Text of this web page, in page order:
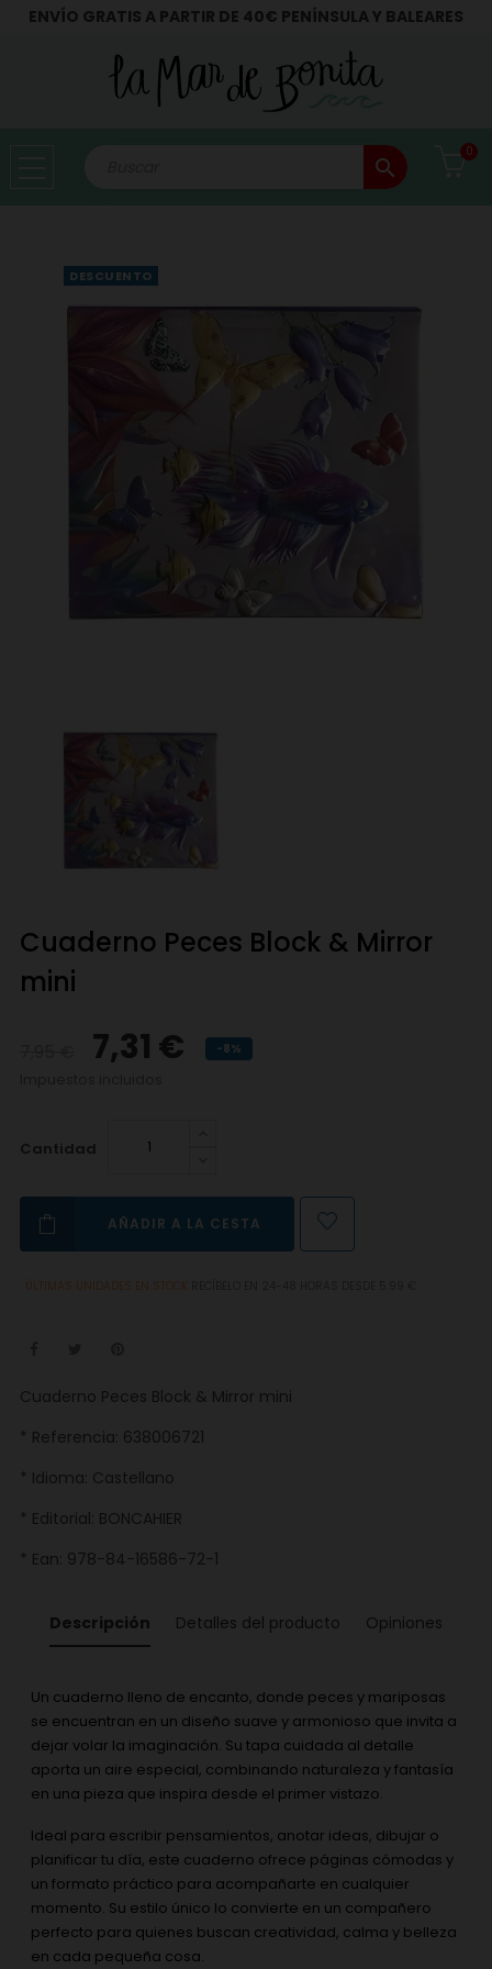
ENVÍO GRATIS A PARTIR DE 40€ PENÍNSULA Y BALEARES
search
0
DESCUENTO
Cuaderno Peces Block & Mirror
mini
7,31 € -8%
Cantidad
AÑADIR A LA CESTA
ÚLTIMAS UNIDADES EN STOCK
Cuaderno Peces Block & Mirror mini
* Referencia: 638006721
* Idioma: Castellano
* Editorial: BONCAHIER
* Ean: 978-84-16586-72-1
Descripción Detalles del producto Opiniones
Un cuaderno lleno de encanto, donde peces y mariposas
se encuentran en un diseño suave y armonioso que invita a
dejar volar la imaginación. Su tapa cuidada al detalle
aporta un aire especial, combinando naturaleza y fantasía
en una pieza que inspira desde el primer vistazo.
Ideal para escribir pensamientos, anotar ideas, dibujar o
planificar tu día, este cuaderno ofrece páginas cómodas y
un formato práctico para acompañarte en cualquier
momento. Su estilo único lo convierte en un compañero
perfecto para quienes buscan creatividad, calma y belleza
en cada pequeña cosa.